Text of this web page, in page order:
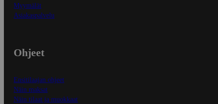
Myymälät
Asiakaspalvelu
Ohjeet
Ensitilaajan ohjeet
Näin maksat
Näin tilaat ja muokkaat